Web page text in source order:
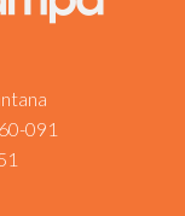
091